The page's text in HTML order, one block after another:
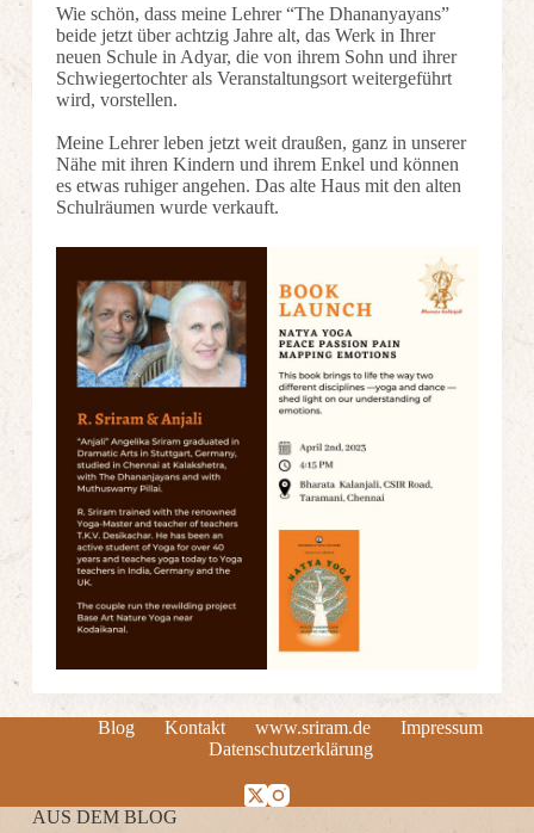
Wie schön, dass meine Lehrer “The Dhananyayans”
beide jetzt über achtzig Jahre alt, das Werk in Ihrer
neuen Schule in Adyar, die von ihrem Sohn und ihrer
Schwiegertochter als Veranstaltungsort weitergeführt
wird, vorstellen.
Meine Lehrer leben jetzt weit draußen, ganz in unserer
Nähe mit ihren Kindern und ihrem Enkel und können
es etwas ruhiger angehen. Das alte Haus mit den alten
Schulräumen wurde verkauft.
Blog Kontakt www.sriram.de
Impressum
Datenschutzerklärung
AUS DEM BLOG